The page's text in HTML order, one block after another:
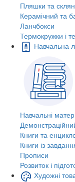
Пляшки та
Керамічний та
Ланчбокси
Термокружки і
Навчальна
Навчальні
Книги та
Книги із
Прописи
Розвиток і
Художні